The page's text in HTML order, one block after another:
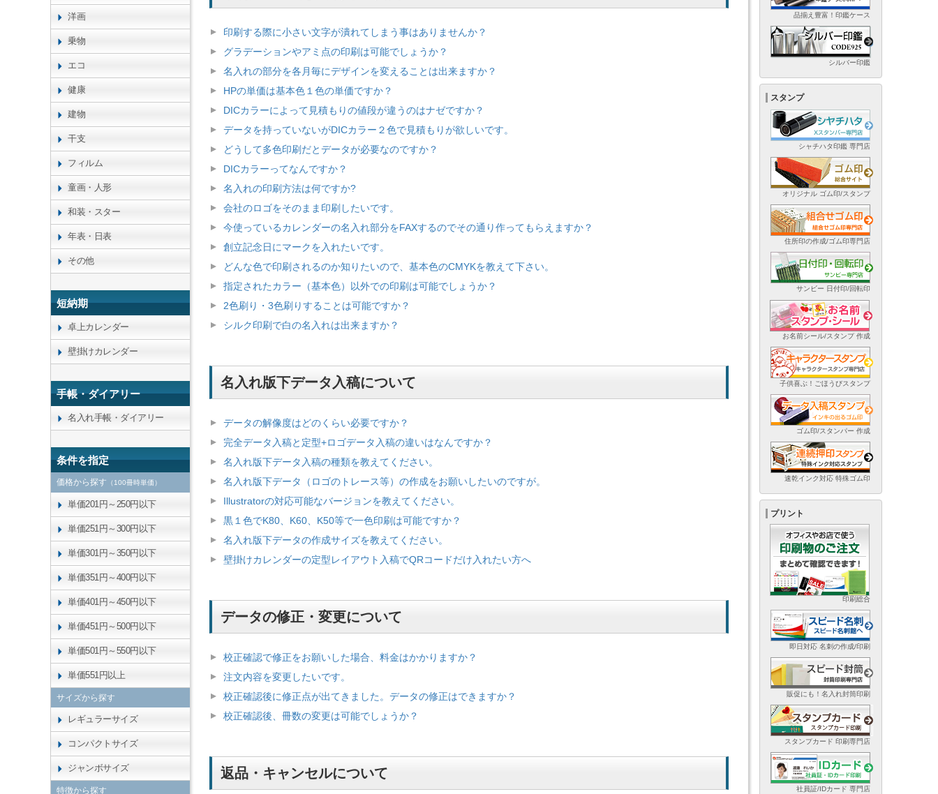
印刷する際に小さい文字が潰れてしまう事はありませんか？
グラデーションやアミ点の印刷は可能でしょうか？
名入れの部分を各月毎にデザインを変えることは出来ますか？
HPの単価は基本色１色の単価ですか？
DICカラーによって見積もりの値段が違うのはナゼですか？
データを持っていないがDICカラー２色で見積もりが欲しいです。
どうして多色印刷だとデータが必要なのですか？
DICカラーってなんですか？
名入れの印刷方法は何ですか?
会社のロゴをそのまま印刷したいです。
今使っているカレンダーの名入れ部分をFAXするのでその通り作ってもらえますか？
創立記念日にマークを入れたいです。
どんな色で印刷されるのか知りたいので、基本色のCMYKを教えて下さい。
指定されたカラー（基本色）以外での印刷は可能でしょうか？
2色刷り・3色刷りすることは可能ですか？
シルク印刷で白の名入れは出来ますか？
名入れ版下データ入稿について
データの解像度はどのくらい必要ですか？
完全データ入稿と定型+ロゴデータ入稿の違いはなんですか？
名入れ版下データ入稿の種類を教えてください。
名入れ版下データ（ロゴのトレース等）の作成をお願いしたいのですが。
Illustratorの対応可能なバージョンを教えてください。
黒１色でK80、K60、K50等で一色印刷は可能ですか？
名入れ版下データの作成サイズを教えてください。
壁掛けカレンダーの定型レイアウト入稿でQRコードだけ入れたい方へ
データの修正・変更について
校正確認で修正をお願いした場合、料金はかかりますか？
注文内容を変更したいです。
校正確認後に修正点が出てきました。データの修正はできますか？
校正確認後、冊数の変更は可能でしょうか？
返品・キャンセルについて
洋画
乗物
エコ
健康
建物
干支
フィルム
童画・人形
和装・スター
年表・日表
その他
短納期
卓上カレンダー
壁掛けカレンダー
手帳・ダイアリー
名入れ手帳・ダイアリー
条件を指定
価格から探す （100冊時単価）
単価201円～250円以下
単価251円～300円以下
単価301円～350円以下
単価351円～400円以下
単価401円～450円以下
単価451円～500円以下
単価501円～550円以下
単価551円以上
サイズから探す
レギュラーサイズ
コンパクトサイズ
ジャンボサイズ
特徴から探す
品揃え豊富！印鑑ケース
シルバー印鑑
スタンプ
シャチハタ印鑑 専門店
オリジナル ゴム印/スタンプ
住所印の作成/ゴム印専門店
サンビー 日付印/回転印
お名前シール/スタンプ 作成
子供喜ぶ！ごほうびスタンプ
ゴム印/スタンパー 作成
速乾インク対応 特殊ゴム印
プリント
印刷総合
即日対応 名刺の作成/印刷
販促にも！名入れ封筒印刷
スタンプカード 印刷専門店
社員証/IDカード 専門店